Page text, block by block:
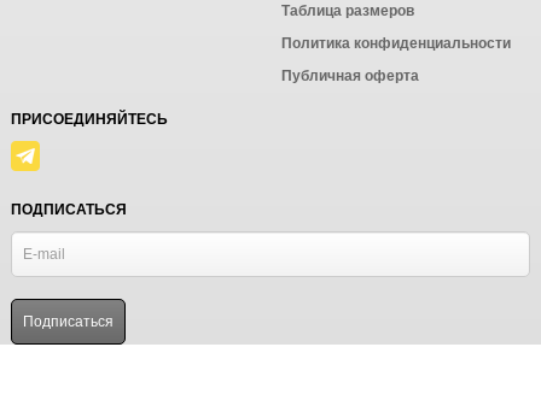
Таблица размеров
Политика конфиденциальности
Публичная оферта
ПРИСОЕДИНЯЙТЕСЬ
ПОДПИСАТЬСЯ